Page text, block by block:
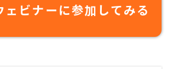
ェビナーに参加してみる